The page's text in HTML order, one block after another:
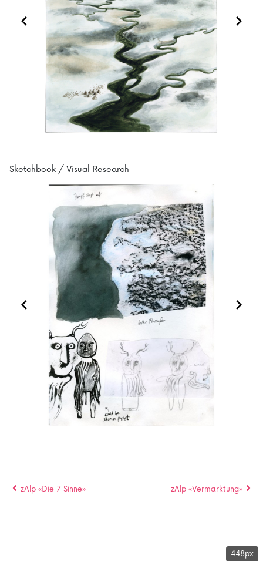
Sketchbook / Visual Research
zAlp «Die 7 Sinne» zAlp «Vermarktung»
448px